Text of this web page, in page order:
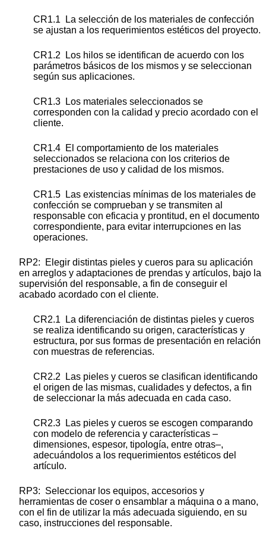
CR1.1 La selección de los materiales de confección
se ajustan a los requerimientos estéticos del proyecto.
CR1.2 Los hilos se identifican de acuerdo con los
parámetros básicos de los mismos y se seleccionan
según sus aplicaciones.
CR1.3 Los materiales seleccionados se
corresponden con la calidad y precio acordado con el
cliente.
CR1.4 El comportamiento de los materiales
seleccionados se relaciona con los criterios de
prestaciones de uso y calidad de los mismos.
CR1.5 Las existencias mínimas de los materiales de
confección se comprueban y se transmiten al
responsable con eficacia y prontitud, en el documento
correspondiente, para evitar interrupciones en las
operaciones.
RP2: Elegir distintas pieles y cueros para su aplicación
en arreglos y adaptaciones de prendas y artículos, bajo la
supervisión del responsable, a fin de conseguir el
acabado acordado con el cliente.
CR2.1 La diferenciación de distintas pieles y cueros
se realiza identificando su origen, características y
estructura, por sus formas de presentación en relación
con muestras de referencias.
CR2.2 Las pieles y cueros se clasifican identificando
el origen de las mismas, cualidades y defectos, a fin
de seleccionar la más adecuada en cada caso.
CR2.3 Las pieles y cueros se escogen comparando
con modelo de referencia y características –
dimensiones, espesor, tipología, entre otras–,
adecuándolos a los requerimientos estéticos del
artículo.
RP3: Seleccionar los equipos, accesorios y
herramientas de coser o ensamblar a máquina o a mano,
con el fin de utilizar la más adecuada siguiendo, en su
caso, instrucciones del responsable.